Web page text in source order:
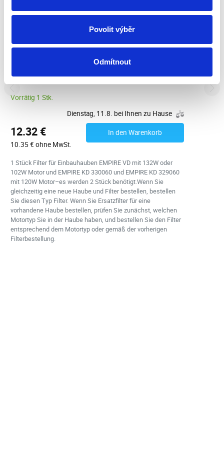
Povolit výběr
Odmítnout
Kohlefilter EMPIRE PR 905
Vorrätig 1 Stk.
Dienstag, 11.8. bei Ihnen zu Hause
12.32 €
10.35 € ohne MwSt.
In den Warenkorb
1 Stück Filter für Einbauhauben EMPIRE VD mit 132W oder
102W Motor und EMPIRE KD 330060 und EMPIRE KD 329060
mit 120W Motor–es werden 2 Stück benötigt.Wenn Sie
gleichzeitig eine neue Haube und Filter bestellen, bestellen
Sie diesen Typ Filter. Wenn Sie Ersatzfilter für eine
vorhandene Haube bestellen, prüfen Sie zunächst, welchen
Motortyp Sie in der Haube haben, und bestellen Sie den Filter
entsprechend dem Motortyp oder gemäß der vorherigen
Filterbestellung.